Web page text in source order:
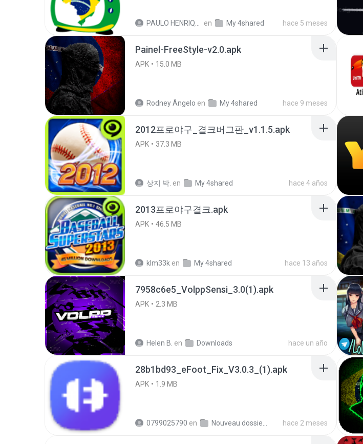
en My 4shared hace 5 meses
Painel-FreeStyle-v2.0.apk
APK 15.0 MB
Rodney Ângelo en My 4shared hace 9 meses
2012프로야구_결크버그판_v1.1.5.apk
APK 37.3 MB
상지 박. en My 4shared hace 4 años
2013프로야구결크.apk
APK 46.5 MB
klm33k en My 4shared hace 13 años
7958c6e5_VolppSensi_3.0(1).apk
APK 2.3 MB
Helen B. en Downloads hace un año
28b1bd93_eFoot_Fix_V3.0.3_(1).apk
APK 1.9 MB
0799025790 en hace 2 meses